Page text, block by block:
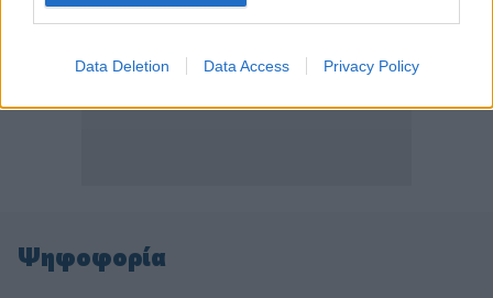
Data Deletion Data Access Privacy Policy
Ψηφοφορία